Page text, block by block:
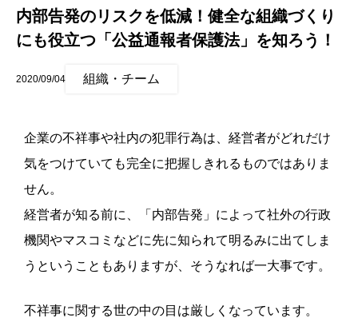
内部告発のリスクを低減！健全な組織づくり
にも役立つ「公益通報者保護法」を知ろう！
2020/09/04 組織・チーム
企業の不祥事や社内の犯罪行為は、経営者がどれだけ
気をつけていても完全に把握しきれるものではありま
せん。
経営者が知る前に、「内部告発」によって社外の行政
機関やマスコミなどに先に知られて明るみに出てしま
うということもありますが、そうなれば一大事です。
不祥事に関する世の中の目は厳しくなっています。